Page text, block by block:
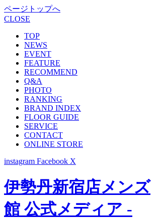
ページトップへ
CLOSE
TOP
NEWS
EVENT
FEATURE
RECOMMEND
Q&A
PHOTO
RANKING
BRAND INDEX
FLOOR GUIDE
SERVICE
CONTACT
ONLINE STORE
instagram Facebook X
伊勢丹新宿店メンズ
館 公式メディア -